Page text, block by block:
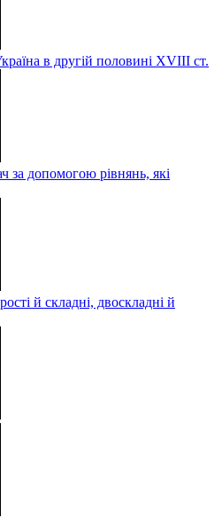
в другій половині ХVІІІ ст.
за допомогою рівнянь, які
й складні, двоскладні й